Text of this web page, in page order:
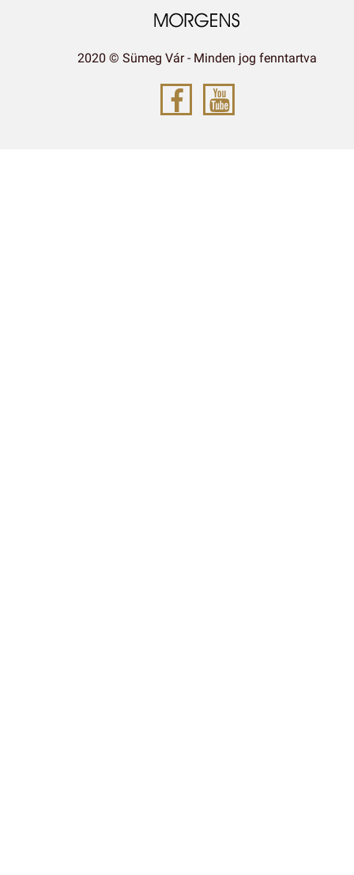
2020 © Sümeg Vár - Minden jog fenntartva